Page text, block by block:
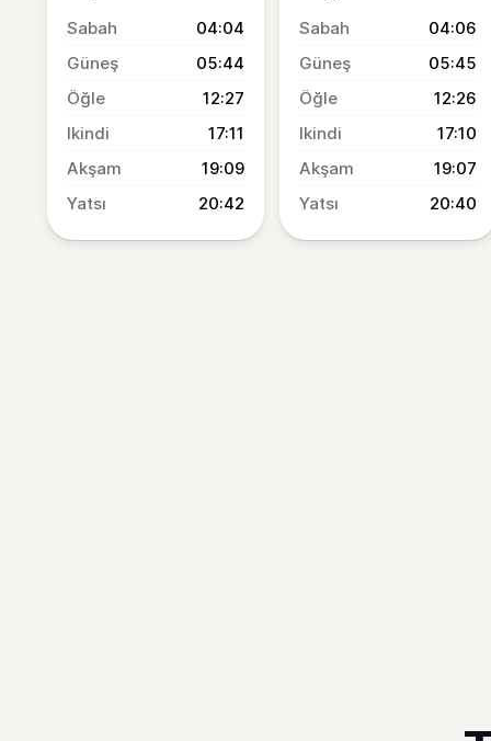
04:04
05:44
12:27
17:11
19:09
20:42
04:06
05:45
12:26
17:10
19:07
20:40